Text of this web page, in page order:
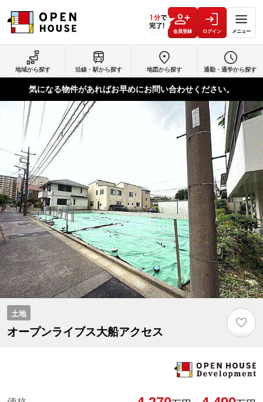
会員登録 ログイン メニュー
地域から探す 沿線・駅から探す 地図から探す 通勤・通学から探す
気になる物件があればお早めにお問い合わせください。
土地
オープンライブス大船アクセス
♡